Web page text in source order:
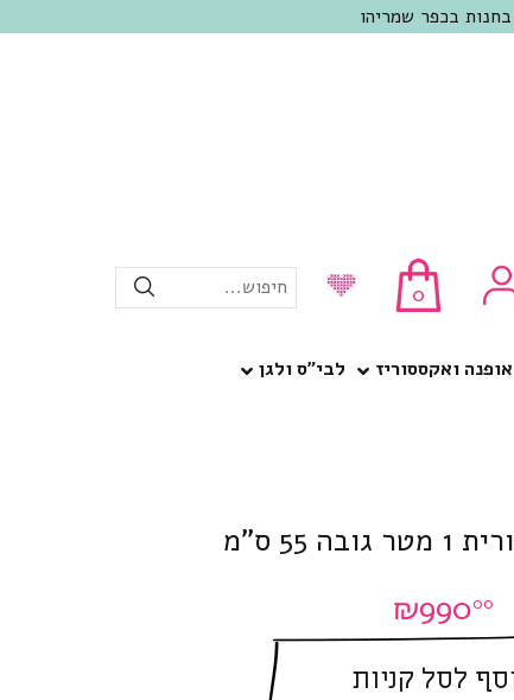
0 חיפוש...
אופנה ואקססוריז
לבי”ס ולגן
55 ס”מ
₪99000
לסל קניות